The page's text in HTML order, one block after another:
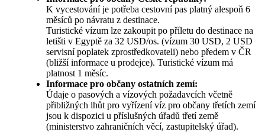
K vycestování je potřeba cestovní pas platný alespoň 6
měsíců po návratu z destinace.
Turistické vízum lze zakoupit po příletu do destinace na
letišti v Egyptě za 32 USD/os. (vízum 30 USD, 2 USD
servisní poplatek zprostředkovateli) nebo předem v ČR
(bližší informace u prodejce). Turistické vízum má
platnost 1 měsíc.
Informace pro občany ostatních zemí:
Údaje o pasových a vízových požadavcích včetně
přibližných lhůt pro vyřízení víz pro občany třetích zemí
jsou k dispozici u příslušných úřadů třetí země
(ministerstvo zahraničních věcí, zastupitelský úřad).